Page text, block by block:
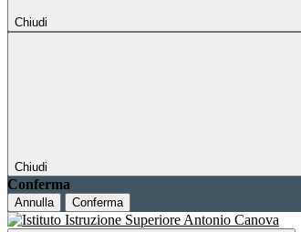
Chiudi
Chiudi
Conferma
Annulla Conferma